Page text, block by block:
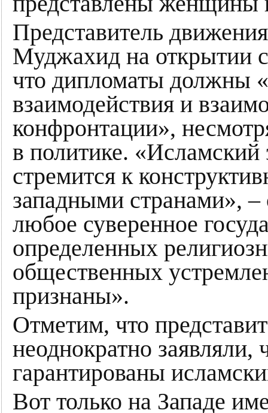
Представитель
Муджахид на открытии
что дипломаты должны
взаимодействия и
конфронтации»,
в политике.
стремится к
западными странами», –
любое суверенное
определенных
общественных
признаны».
Отметим, что
неоднократно заявляли,
гарантированы
Вот только на Западе